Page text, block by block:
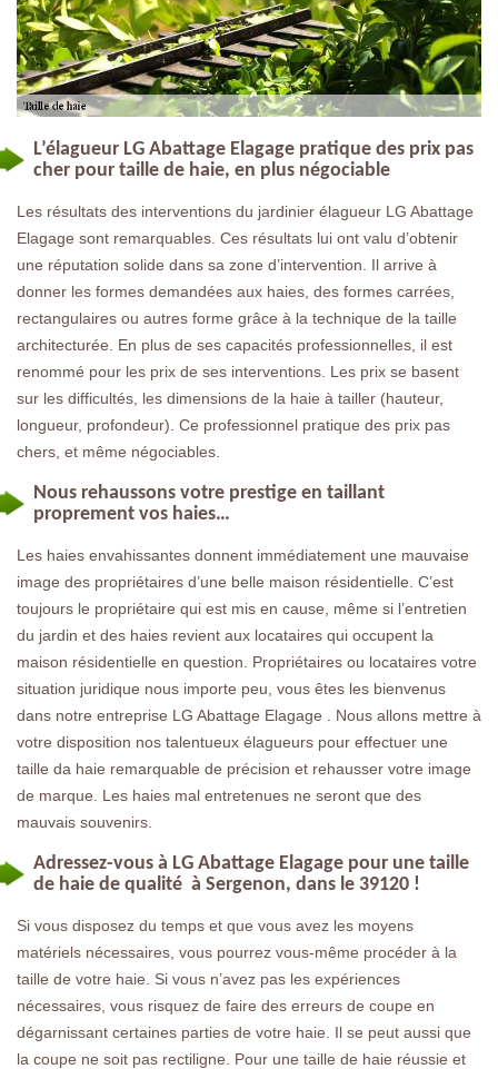
L’élagueur LG Abattage Elagage pratique des prix pas
cher pour taille de haie, en plus négociable
Les résultats des interventions du jardinier élagueur LG Abattage
Elagage sont remarquables. Ces résultats lui ont valu d’obtenir
une réputation solide dans sa zone d’intervention. Il arrive à
donner les formes demandées aux haies, des formes carrées,
rectangulaires ou autres forme grâce à la technique de la taille
architecturée. En plus de ses capacités professionnelles, il est
renommé pour les prix de ses interventions. Les prix se basent
sur les difficultés, les dimensions de la haie à tailler (hauteur,
longueur, profondeur). Ce professionnel pratique des prix pas
chers, et même négociables.
Nous rehaussons votre prestige en taillant
proprement vos haies…
Les haies envahissantes donnent immédiatement une mauvaise
image des propriétaires d’une belle maison résidentielle. C’est
toujours le propriétaire qui est mis en cause, même si l’entretien
du jardin et des haies revient aux locataires qui occupent la
maison résidentielle en question. Propriétaires ou locataires votre
situation juridique nous importe peu, vous êtes les bienvenus
dans notre entreprise LG Abattage Elagage . Nous allons mettre à
votre disposition nos talentueux élagueurs pour effectuer une
taille da haie remarquable de précision et rehausser votre image
de marque. Les haies mal entretenues ne seront que des
mauvais souvenirs.
Adressez-vous à LG Abattage Elagage pour une taille
de haie de qualité à Sergenon, dans le 39120 !
Si vous disposez du temps et que vous avez les moyens
matériels nécessaires, vous pourrez vous-même procéder à la
taille de votre haie. Si vous n’avez pas les expériences
nécessaires, vous risquez de faire des erreurs de coupe en
dégarnissant certaines parties de votre haie. Il se peut aussi que
la coupe ne soit pas rectiligne. Pour une taille de haie réussie et